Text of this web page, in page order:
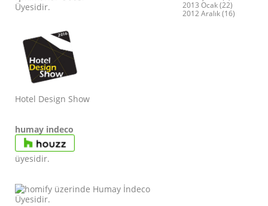
Üyesidir.
Hotel Design Show
humay indeco
üyesidir.
Üyesidir.
2013 Ocak (22)
2012 Aralık (16)